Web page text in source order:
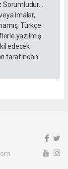
Sorumludur...
imalar,
Türkçe
yazılmış
edecek
tarafından